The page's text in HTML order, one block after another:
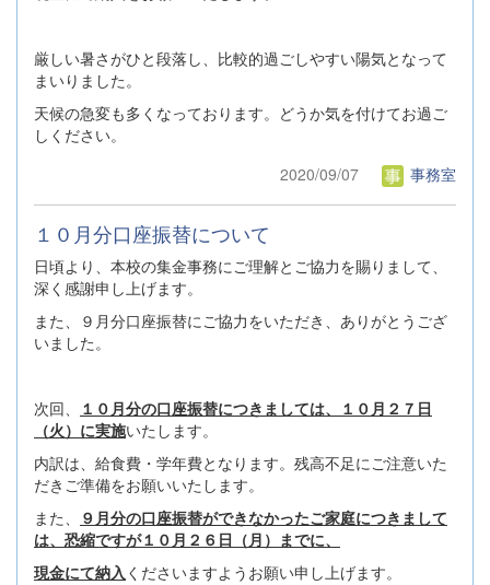
厳しい暑さがひと段落し、比較的過ごしやすい陽気となって
まいりました。
天候の急変も多くなっております。どうか気を付けてお過ご
しください。
2020/09/07
事務室
１０月分口座振替について
日頃より、本校の集金事務にご理解とご協力を賜りまして、
深く感謝申し上げます。
また、９月分口座振替にご協力をいただき、ありがとうござ
いました。
次回、
１０月分の口座振替につきましては、１０月２７日
（火）に実施いたします。
内訳は、給食費・学年費となります。残高不足にご注意いた
だきご準備をお願いいたします。
また、
９月分の口座振替ができなかったご家庭につきまして
は、恐縮ですが１０月２６日（月）までに、
現金にて納入 くださいますようお願い申し上げます。